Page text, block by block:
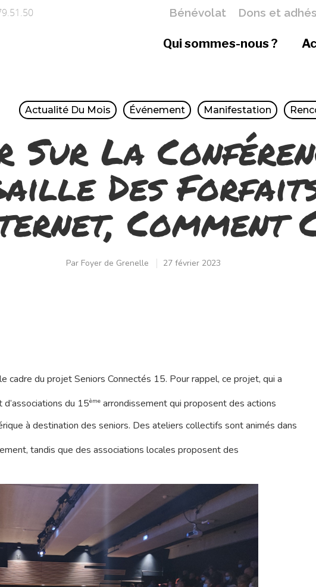
Bénévolat Dons et
Echap pour fermer
Qui sommes-nous ?
Actualité Du Mois Événement Manifestation
Sur La
Des
Comment
Par Foyer de Grenelle 27 février 2023
cadre du projet Seniors Connectés 15. Pour rappel, ce projet, qui a
du 15èmearrondissement qui proposent des actions
à destination des seniors. Des ateliers collectifs sont animés dans
tandis que des associations locales proposent des